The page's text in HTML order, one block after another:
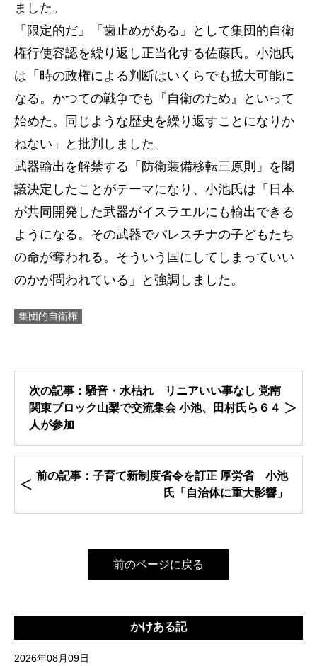
ました。
「限定的だ」「歯止めがある」として集団的自衛
権行使容認を繰り返し正当化する佐藤氏。小池氏
は「時の政権による判断はいくらでも拡大可能に
なる。かつての戦争でも『自衛のため』といって
始めた。同じような歴史を繰り返すことになりか
ねない」と批判しました。
武器輸出を解禁する「防衛装備移転三原則」を閣
議決定したことがテーマになり、小池氏は「日本
が共同開発した武器がイスラエルにも輸出できる
ようになる。その武器でパレスチナの子どもたち
の命が奪われる。そういう国にしてしまっていい
のかが問われている」と強調しました。
集団的自衛権
次の記事：騒音・水枯れ リニアいい事なし 党南
関東ブロック山梨で交流集会 小池、田村氏ら６４
人が参加
前の記事：子育て新制度省令を訂正 厚労省 小池
氏「自治体に重大影響」
前のページに戻る
かけある記
2026年08月09日